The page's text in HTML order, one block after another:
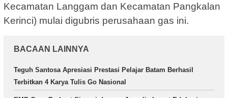
Kecamatan Langgam dan Kecamatan Pangkalan
Kerinci) mulai digubris perusahaan gas ini.
BACAAN LAINNYA
Teguh Santosa Apresiasi Prestasi Pelajar Batam Berhasil
Terbitkan 4 Karya Tulis Go Nasional